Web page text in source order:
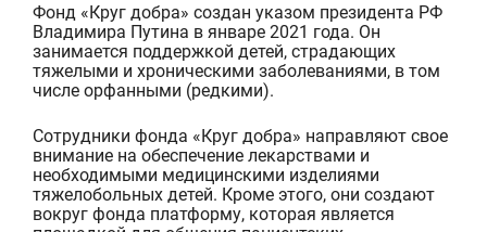
Фонд «Круг добра» создан указом президента РФ
Владимира Путина в январе 2021 года. Он
занимается поддержкой детей, страдающих
тяжелыми и хроническими заболеваниями, в том
числе орфанными (редкими).
Сотрудники фонда «Круг добра» направляют свое
внимание на обеспечение лекарствами и
необходимыми медицинскими изделиями
тяжелобольных детей. Кроме этого, они создают
вокруг фонда платформу, которая является